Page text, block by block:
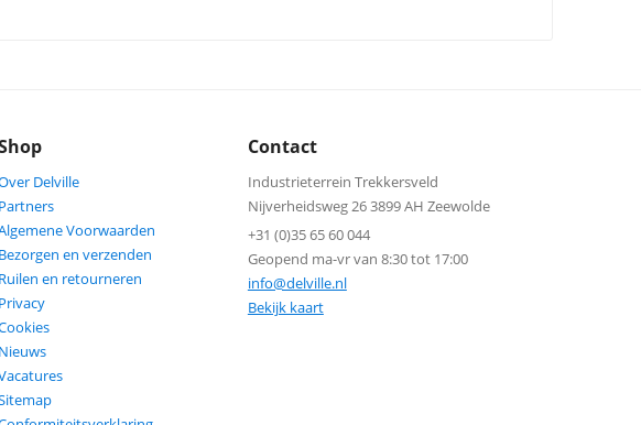
Delville
Partners
Voorwaarden
Bezorgen en verzenden
Ruilen en retourneren
Privacy
Nieuws
Contact
Industrieterrein Trekkersveld
Nijverheidsweg 26 3899 AH Zeewolde
+31 (0)35 65 60 044
Geopend ma-vr van 8:30 tot 17:00
info@delville.nl
Bekijk kaart